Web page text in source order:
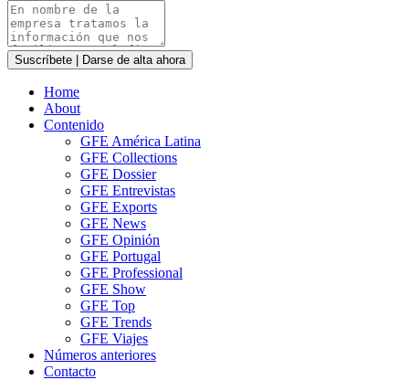
Suscríbete | Darse de alta ahora
Home
About
Contenido
GFE América Latina
GFE Collections
GFE Dossier
GFE Entrevistas
GFE Exports
GFE News
GFE Opinión
GFE Portugal
GFE Professional
GFE Show
GFE Top
GFE Trends
GFE Viajes
Números anteriores
Contacto